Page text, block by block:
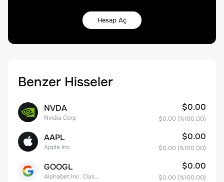
Hesap Aç
Benzer Hisseler
NVDA
Nvidia Corp
$0.00
$0.00 (%100.00)
AAPL
Apple Inc.
$0.00
$0.00 (%100.00)
GOOGL
Alphabet Inc. Class A Common Stock
$0.00
$0.00 (%100.00)